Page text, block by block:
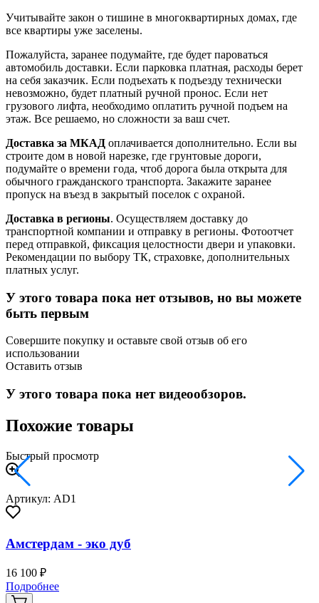
Учитывайте закон о тишине в многоквартирных домах, где
все квартиры уже заселены.
Пожалуйста, заранее подумайте, где будет пароваться
автомобиль доставки. Если парковка платная, расходы берет
на себя заказчик. Если подъехать к подъезду технически
невозможно, будет платный ручной пронос. Если нет
грузового лифта, необходимо оплатить ручной подъем на
этаж. Все решаемо, но сложности за ваш счет.
Доставка за МКАД оплачивается дополнительно. Если вы
строите дом в новой нарезке, где грунтовые дороги,
подумайте о времени года, чтоб дорога была открыта для
обычного гражданского транспорта. Закажите заранее
пропуск на въезд в закрытый поселок с охраной.
Доставка в регионы. Осуществляем доставку до
транспортной компании и отправку в регионы. Фотоотчет
перед отправкой, фиксация целостности двери и упаковки.
Рекомендации по выбору ТК, страховке, дополнительных
платных услуг.
У этого товара пока нет отзывов, но вы можете
быть первым
Совершите покупку и оставьте свой отзыв об его
использовании
Оставить отзыв
У этого товара пока нет видеообзоров.
Похожие товары
Быстрый просмотр
Артикул: AD1
Амстердам - эко дуб
16 100 ₽
Подробнее